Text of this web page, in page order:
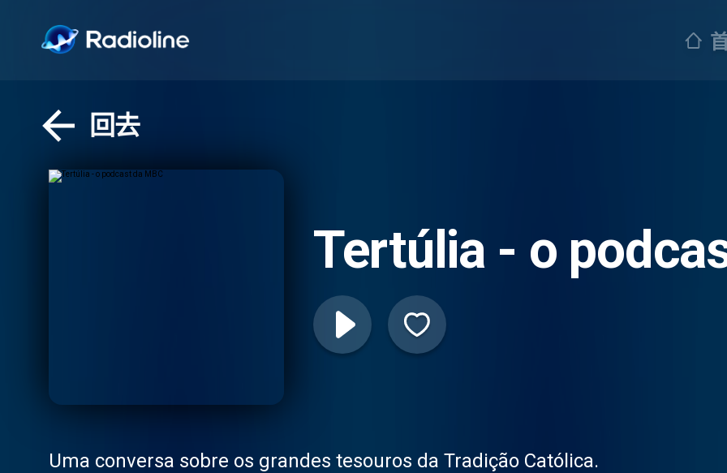
回去
Tertúlia - o
Uma conversa sobre os grandes tesouros da Tradição Católica.